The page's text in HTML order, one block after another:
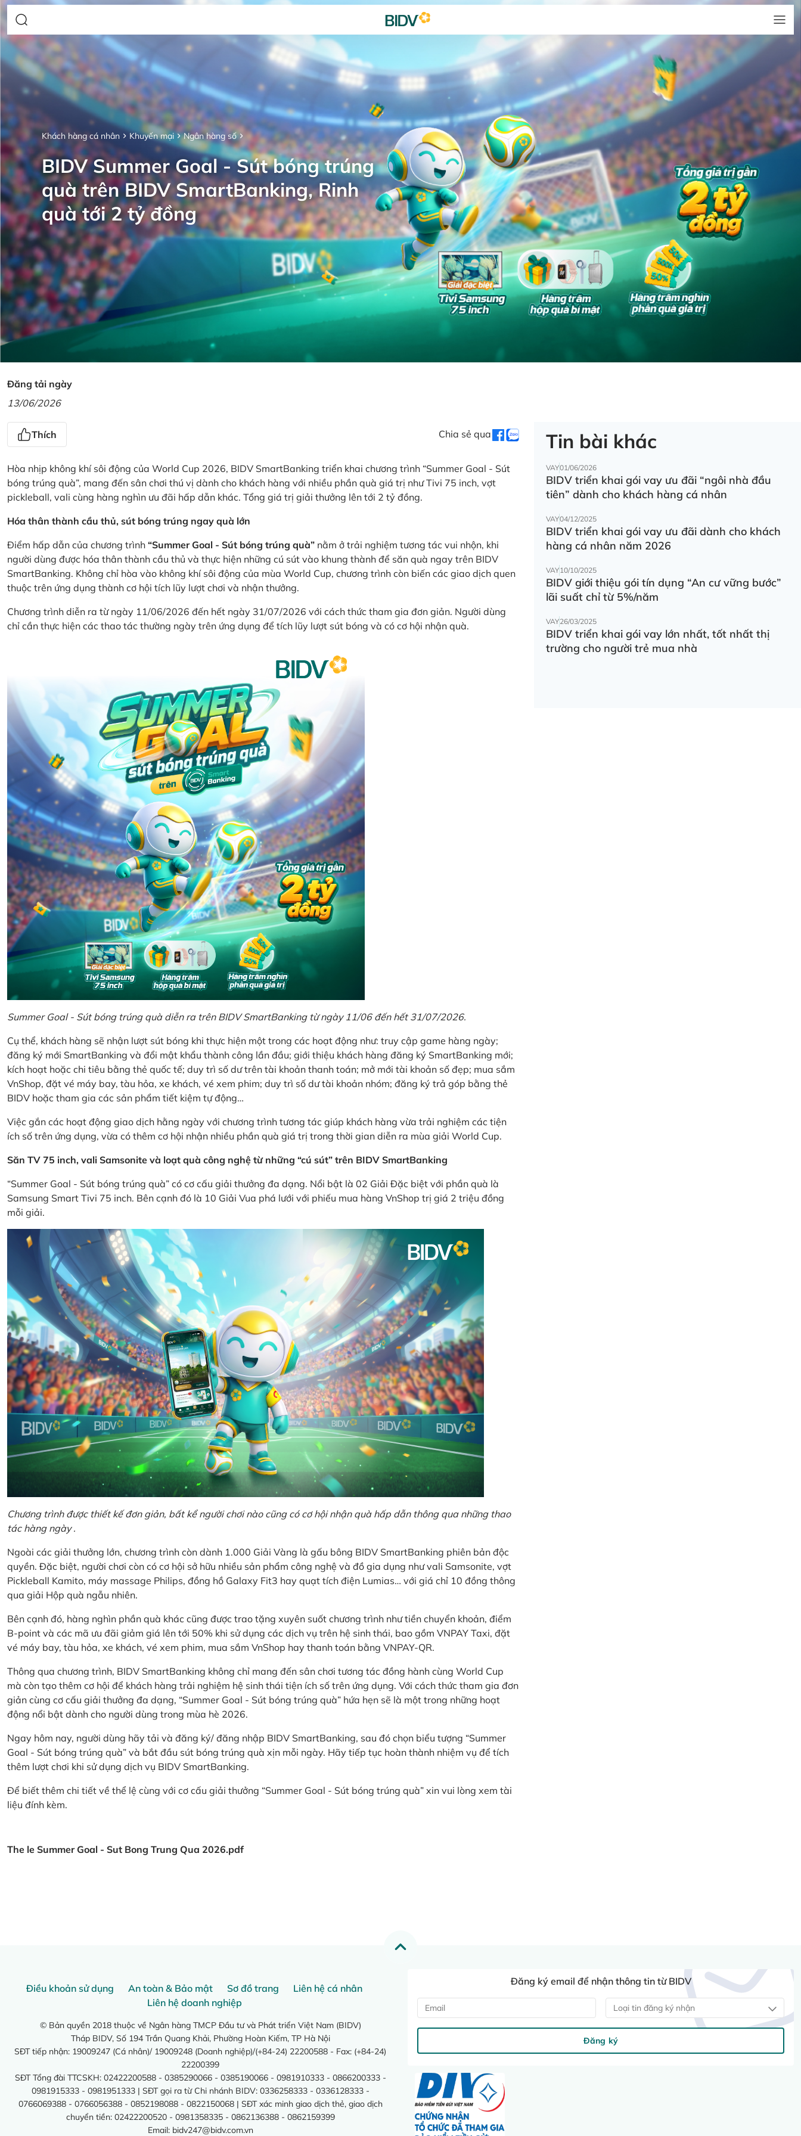
Khách hàng cá nhân Khuyến mại Ngân hàng số
BIDV Summer Goal - Sút bóng trúng
quà trên BIDV SmartBanking, Rinh
quà tới 2 tỷ đồng
Đăng tải ngày
13/06/2026
Thích Chia sẻ qua
Hòa nhịp không khí sôi động của World Cup 2026, BIDV SmartBanking triển khai chương trình “Summer Goal - Sút
bóng trúng quà”, mang đến sân chơi thú vị dành cho khách hàng với nhiều phần quà giá trị như Tivi 75 inch, vợt
pickleball, vali cùng hàng nghìn ưu đãi hấp dẫn khác. Tổng giá trị giải thưởng lên tới 2 tỷ đồng.
Hóa thân thành cầu thủ, sút bóng trúng ngay quà lớn
Điểm hấp dẫn của chương trình “Summer Goal - Sút bóng trúng quà” nằm ở trải nghiệm tương tác vui nhộn, khi
người dùng được hóa thân thành cầu thủ và thực hiện những cú sút vào khung thành để săn quà ngay trên BIDV
SmartBanking. Không chỉ hòa vào không khí sôi động của mùa World Cup, chương trình còn biến các giao dịch quen
thuộc trên ứng dụng thành cơ hội tích lũy lượt chơi và nhận thưởng.
Chương trình diễn ra từ ngày 11/06/2026 đến hết ngày 31/07/2026 với cách thức tham gia đơn giản. Người dùng
chỉ cần thực hiện các thao tác thường ngày trên ứng dụng để tích lũy lượt sút bóng và có cơ hội nhận quà.
Summer Goal - Sút bóng trúng quà diễn ra trên BIDV SmartBanking từ ngày 11/06 đến hết 31/07/2026.
Cụ thể, khách hàng sẽ nhận lượt sút bóng khi thực hiện một trong các hoạt động như: truy cập game hàng ngày;
đăng ký mới SmartBanking và đổi mật khẩu thành công lần đầu; giới thiệu khách hàng đăng ký SmartBanking mới;
kích hoạt hoặc chi tiêu bằng thẻ quốc tế; duy trì số dư trên tài khoản thanh toán; mở mới tài khoản số đẹp; mua sắm
VnShop, đặt vé máy bay, tàu hỏa, xe khách, vé xem phim; duy trì số dư tài khoản nhóm; đăng ký trả góp bằng thẻ
BIDV hoặc tham gia các sản phẩm tiết kiệm tự động…
Việc gắn các hoạt động giao dịch hằng ngày với chương trình tương tác giúp khách hàng vừa trải nghiệm các tiện
ích số trên ứng dụng, vừa có thêm cơ hội nhận nhiều phần quà giá trị trong thời gian diễn ra mùa giải World Cup.
Săn TV 75 inch, vali Samsonite và loạt quà công nghệ từ những “cú sút” trên BIDV SmartBanking
“Summer Goal - Sút bóng trúng quà” có cơ cấu giải thưởng đa dạng. Nổi bật là 02 Giải Đặc biệt với phần quà là
Samsung Smart Tivi 75 inch. Bên cạnh đó là 10 Giải Vua phá lưới với phiếu mua hàng VnShop trị giá 2 triệu đồng
mỗi giải.
Chương trình được thiết kế đơn giản, bất kể người chơi nào cũng có cơ hội nhận quà hấp dẫn thông qua những thao
tác hàng ngày .
Ngoài các giải thưởng lớn, chương trình còn dành 1.000 Giải Vàng là gấu bông BIDV SmartBanking phiên bản độc
quyền. Đặc biệt, người chơi còn có cơ hội sở hữu nhiều sản phẩm công nghệ và đồ gia dụng như vali Samsonite, vợt
Pickleball Kamito, máy massage Philips, đồng hồ Galaxy Fit3 hay quạt tích điện Lumias… với giá chỉ 10 đồng thông
qua giải Hộp quà ngẫu nhiên.
Bên cạnh đó, hàng nghìn phần quà khác cũng được trao tặng xuyên suốt chương trình như tiền chuyển khoản, điểm
B-point và các mã ưu đãi giảm giá lên tới 50% khi sử dụng các dịch vụ trên hệ sinh thái, bao gồm VNPAY Taxi, đặt
vé máy bay, tàu hỏa, xe khách, vé xem phim, mua sắm VnShop hay thanh toán bằng VNPAY-QR.
Thông qua chương trình, BIDV SmartBanking không chỉ mang đến sân chơi tương tác đồng hành cùng World Cup
mà còn tạo thêm cơ hội để khách hàng trải nghiệm hệ sinh thái tiện ích số trên ứng dụng. Với cách thức tham gia đơn
giản cùng cơ cấu giải thưởng đa dạng, “Summer Goal - Sút bóng trúng quà” hứa hẹn sẽ là một trong những hoạt
động nổi bật dành cho người dùng trong mùa hè 2026.
Ngay hôm nay, người dùng hãy tải và đăng ký/ đăng nhập BIDV SmartBanking, sau đó chọn biểu tượng “Summer
Goal - Sút bóng trúng quà” và bắt đầu sút bóng trúng quà xịn mỗi ngày. Hãy tiếp tục hoàn thành nhiệm vụ để tích
thêm lượt chơi khi sử dụng dịch vụ BIDV SmartBanking.
Để biết thêm chi tiết về thể lệ cùng với cơ cấu giải thưởng “Summer Goal - Sút bóng trúng quà” xin vui lòng xem tài
liệu đính kèm.
The le Summer Goal - Sut Bong Trung Qua 2026.pdf
Tin bài khác
VAY01/06/2026
BIDV triển khai gói vay ưu đãi “ngôi nhà đầu
tiên” dành cho khách hàng cá nhân
VAY04/12/2025
BIDV triển khai gói vay ưu đãi dành cho khách
hàng cá nhân năm 2026
VAY10/10/2025
BIDV giới thiệu gói tín dụng “An cư vững bước”
lãi suất chỉ từ 5%/năm
VAY26/03/2025
BIDV triển khai gói vay lớn nhất, tốt nhất thị
trường cho người trẻ mua nhà
Điều khoản sử dụng An toàn & Bảo mật Sơ đồ trang
Liên hệ cá nhân
Liên hệ doanh nghiệp
© Bản quyền 2018 thuộc về Ngân hàng TMCP Đầu tư và Phát triển Việt Nam (BIDV)
Tháp BIDV, Số 194 Trần Quang Khải, Phường Hoàn Kiếm, TP Hà Nội
SĐT tiếp nhận: 19009247 (Cá nhân)/ 19009248 (Doanh nghiệp)/(+84-24) 22200588 - Fax: (+84-24)
22200399
SĐT Tổng đài TTCSKH: 02422200588 - 0385290066 - 0385190066 - 0981910333 - 0866200333 -
0981915333 - 0981951333 | SĐT gọi ra từ Chi nhánh BIDV: 0336258333 - 0336128333 -
0766069388 - 0766056388 - 0852198088 - 0822150068 | SĐT xác minh giao dịch thẻ, giao dịch
chuyển tiền: 02422200520 - 0981358335 - 0862136388 - 0862159399
Email: bidv247@bidv.com.vn
Đăng ký email để nhận thông tin từ BIDV
Loại tin đăng ký nhận
Đăng ký